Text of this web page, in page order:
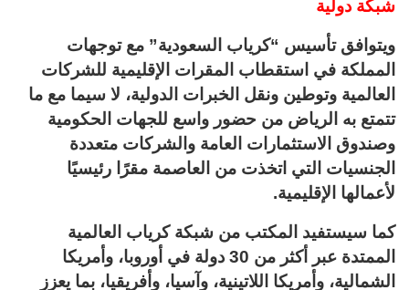
شبكة دولية
ويتوافق تأسيس “كرياب السعودية” مع توجهات
المملكة في استقطاب المقرات الإقليمية للشركات
العالمية وتوطين ونقل الخبرات الدولية، لا سيما مع ما
تتمتع به الرياض من حضور واسع للجهات الحكومية
وصندوق الاستثمارات العامة والشركات متعددة
الجنسيات التي اتخذت من العاصمة مقرًا رئيسيًا
لأعمالها الإقليمية.
كما سيستفيد المكتب من شبكة كرياب العالمية
الممتدة عبر أكثر من 30 دولة في أوروبا، وأمريكا
الشمالية، وأمريكا اللاتينية، وآسيا، وأفريقيا، بما يعزز